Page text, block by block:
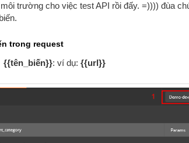
trường cho việc test API rồi đấy. =)))) đùa
trong request
{{tên_biến}}: ví dụ: {{url}}